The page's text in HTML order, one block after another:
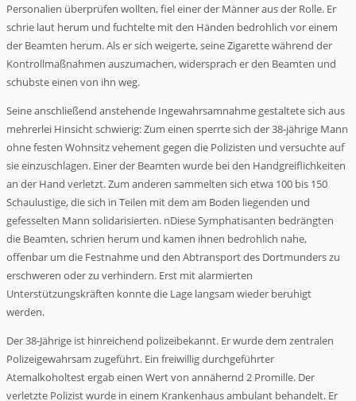
Personalien überprüfen wollten, fiel einer der Männer aus der Rolle. Er
schrie laut herum und fuchtelte mit den Händen bedrohlich vor einem
der Beamten herum. Als er sich weigerte, seine Zigarette während der
Kontrollmaßnahmen auszumachen, widersprach er den Beamten und
schubste einen von ihn weg.
Seine anschließend anstehende Ingewahrsamnahme gestaltete sich aus
mehrerlei Hinsicht schwierig: Zum einen sperrte sich der 38-jährige Mann
ohne festen Wohnsitz vehement gegen die Polizisten und versuchte auf
sie einzuschlagen. Einer der Beamten wurde bei den Handgreiflichkeiten
an der Hand verletzt. Zum anderen sammelten sich etwa 100 bis 150
Schaulustige, die sich in Teilen mit dem am Boden liegenden und
gefesselten Mann solidarisierten. nDiese Symphatisanten bedrängten
die Beamten, schrien herum und kamen ihnen bedrohlich nahe,
offenbar um die Festnahme und den Abtransport des Dortmunders zu
erschweren oder zu verhindern. Erst mit alarmierten
Unterstützungskräften konnte die Lage langsam wieder beruhigt
werden.
Der 38-Jährige ist hinreichend polizeibekannt. Er wurde dem zentralen
Polizeigewahrsam zugeführt. Ein freiwillig durchgeführter
Atemalkoholtest ergab einen Wert von annähernd 2 Promille. Der
verletzte Polizist wurde in einem Krankenhaus ambulant behandelt. Er